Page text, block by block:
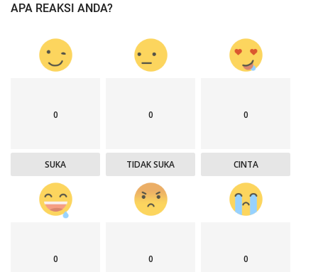
APA REAKSI ANDA?
0
SUKA
0
TIDAK SUKA
0
CINTA
0 0 0